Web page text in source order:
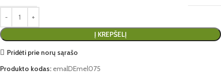
Į KREPŠELĮ
Pridėti prie norų sąrašo
Produkto kodas: emalDEmel075